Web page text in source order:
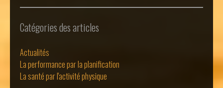
Catégories des articles
Actualités
La performance par la planification
La santé par l'activité physique